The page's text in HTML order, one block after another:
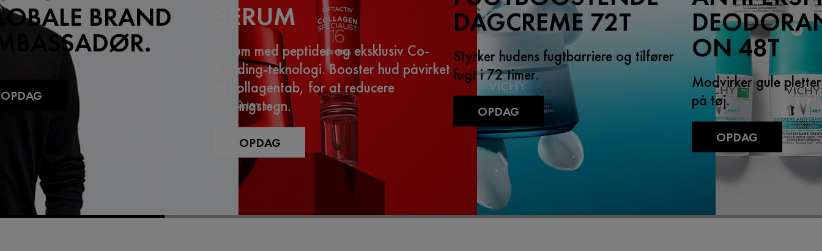
BRAND
OPDAG
SERUM
Serum med peptider og eksklusiv Co-
Bonding-teknologi. Booster hud påvirket
af kollagentab, for at reducere
aldringstegn.
OPDAG
DAGCREME 72T
Styrker hudens fugtbarriere og tilfører
fugt i 72 timer.
OPDAG
ON 48T
Modvirker gule
på tøj.
OPDAG